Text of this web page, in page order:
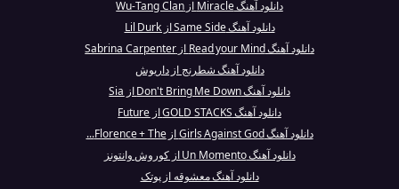
دانلود آهنگ Miracle از Wu-Tang Clan
دانلود آهنگ Same Side از Lil Durk
دانلود آهنگ Read your Mind از Sabrina Carpenter
دانلود آهنگ شطرنج از داریوش
دانلود آهنگ Don't Bring Me Down از Sia
دانلود آهنگ GOLD STACKS از Future
دانلود آهنگ Girls Against God از Florence + The...
دانلود آهنگ Un Momento از کوروش وانتونز
دانلود آهنگ معشوقه از پوتک